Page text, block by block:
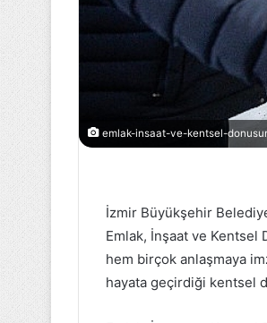
emlak-insaat-ve-kentsel-
İzmir Büyükşehir
Emlak, İnşaat ve Kentsel
hem birçok anlaşmaya
hayata geçirdiği kentsel
22 Mayıs 2023
Castrol Ford Team Türkiye,